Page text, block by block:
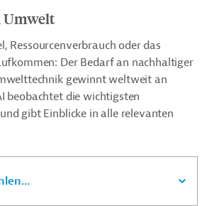
Umwelt
Ressourcenverbrauch oder das
Der Bedarf an nachhaltiger
gewinnt weltweit an
beobachtet die wichtigsten
gibt Einblicke in alle relevanten